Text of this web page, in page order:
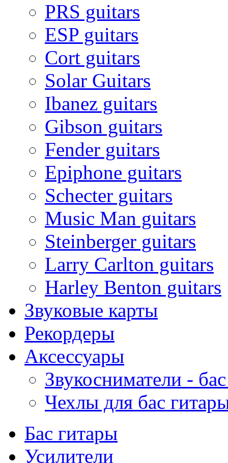
PRS guitars
ESP guitars
Cort guitars
Solar Guitars
Ibanez guitars
Gibson guitars
Fender guitars
Epiphone guitars
Schecter guitars
Music Man guitars
Steinberger guitars
Larry Carlton guitars
Harley Benton guitars
Звуковые карты
Рекордеры
Аксессуары
Звукосниматели -
Чехлы для бас
Бас гитары
Усилители